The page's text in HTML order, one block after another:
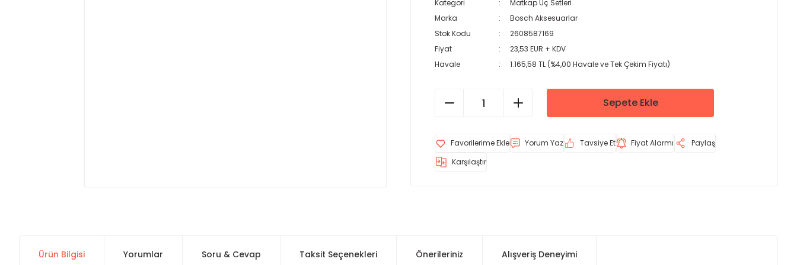
Kategori
Matkap Uç Setleri
Marka
Bosch Aksesuarlar
Stok Kodu
2608587169
Fiyat
23,53 EUR + KDV
Havale
1.165,58 TL (%4,00 Havale ve Tek Çekim Fiyatı)
Sepete Ekle
Yorum Yaz Tavsiye Et Fiyat Alarmı
Paylaş
Karşılaştır
Ürün Bilgisi Yorumlar Soru & Cevap Taksit Seçenekleri Önerileriniz Alışveriş Deneyimi